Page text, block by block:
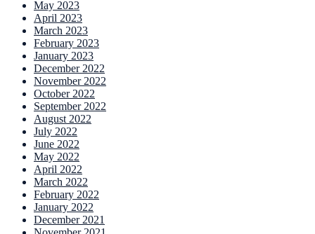
May 2023
April 2023
March 2023
February 2023
January 2023
December 2022
November 2022
October 2022
September 2022
August 2022
July 2022
June 2022
May 2022
April 2022
March 2022
February 2022
January 2022
December 2021